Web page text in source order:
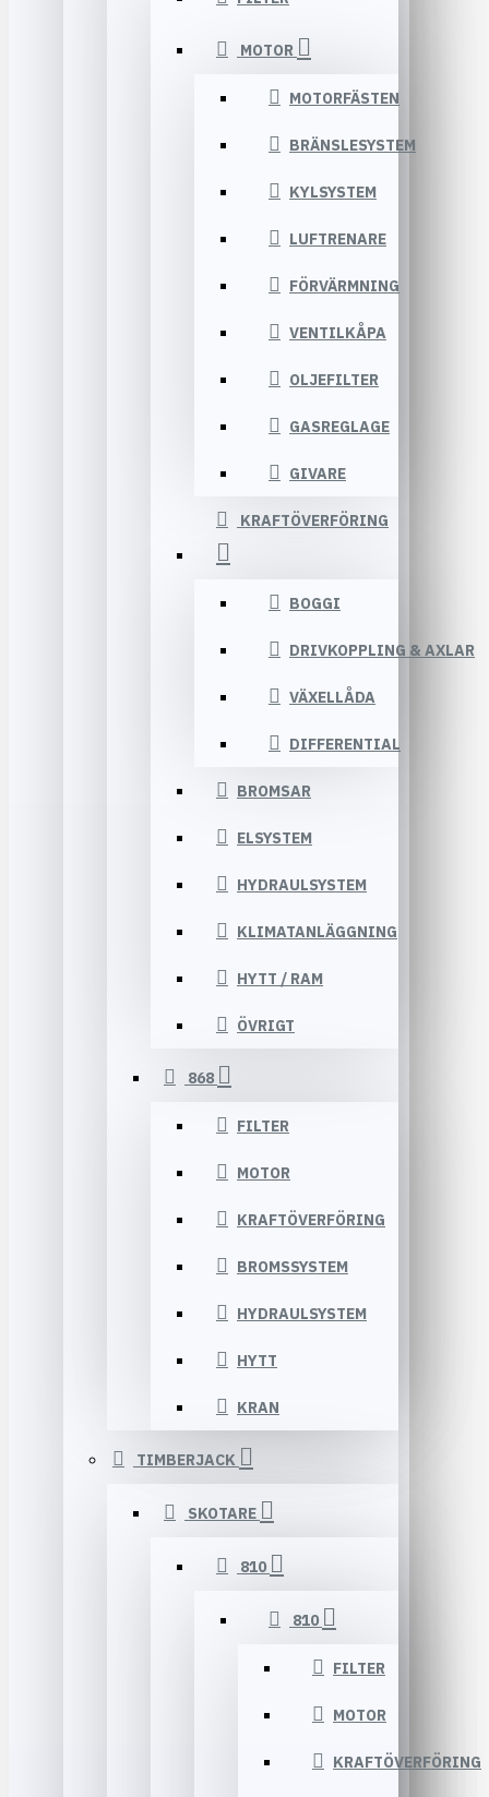
MOTOR
MOTORFÄSTEN
BRÄNSLESYSTEM
KYLSYSTEM
LUFTRENARE
FÖRVÄRMNING
VENTILKÅPA
OLJEFILTER
GASREGLAGE
GIVARE
KRAFTÖVERFÖRING
BOGGI
DRIVKOPPLING & AXLAR
VÄXELLÅDA
DIFFERENTIAL
BROMSAR
ELSYSTEM
HYDRAULSYSTEM
KLIMATANLÄGGNING
HYTT / RAM
ÖVRIGT
868
FILTER
MOTOR
KRAFTÖVERFÖRING
BROMSSYSTEM
HYDRAULSYSTEM
HYTT
KRAN
TIMBERJACK
SKOTARE
810
810
FILTER
MOTOR
KRAFTÖVERFÖRING